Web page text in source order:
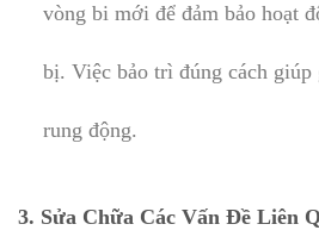
vòng bi mới để đảm bảo hoạt
bị. Việc bảo trì đúng cách
rung động.
3. Sửa Chữa Các Vấn Đề Liên